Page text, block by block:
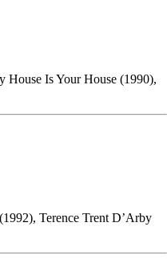
Is Your House (1990),
Terence Trent D’Arby